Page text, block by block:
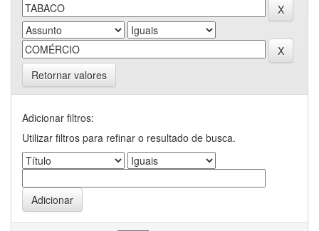
Retornar valores
Adicionar filtros:
Utilizar filtros para refinar o resultado de busca.